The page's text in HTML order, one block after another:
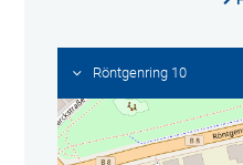
Röntgenring 10